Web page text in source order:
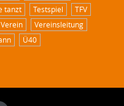
tanzt Testspiel
TFV
Verein
Vereinsleitung
Ü40